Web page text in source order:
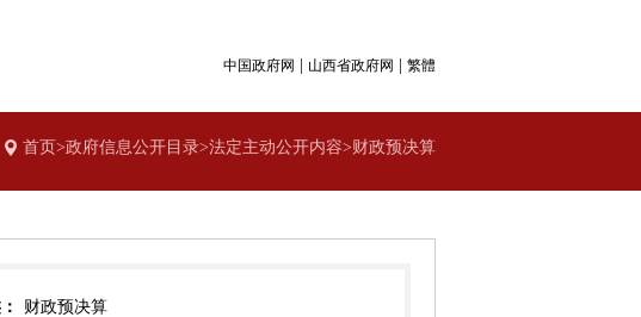
中国政府网 山西省政府网 繁體
首页>政府信息公开目录>法定主动公开内容>财政预决算
财政预决算